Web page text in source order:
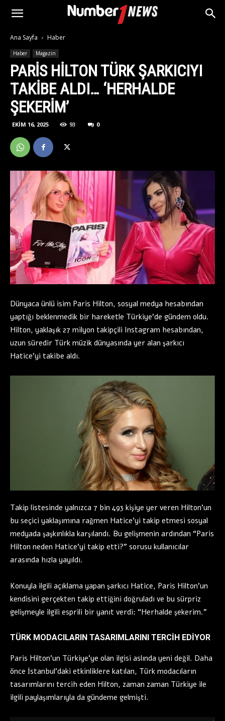
Ana Sayfa Haber
Haber Magazin
PARIS HILTON TÜRK ŞARKICIYI
TAKIBE ALDI… ‘HERHALDE
ŞEKERIM’
EKIM 16, 2025 93 0
Dünyaca ünlü isim Paris Hilton, sosyal medya hesabından
yaptığı beklenmedik bir hareketle Türkiye’de gündem oldu.
Hilton, yaklaşık 27 milyon takipçili Instagram hesabından,
uzun süredir Türk müzik dünyasında yer alan şarkıcı
Hatice’yi takibe aldı.
Takip listesinde yalnızca 7 bin 493 kişiye yer veren Hilton’un
bu seçici yaklaşımına rağmen Hatice’yi takip etmesi sosyal
medyada şaşkınlıkla karşılandı. Bu gelişmenin ardından “Paris
Hilton neden Hatice’yi takip etti?” sorusu kullanıcılar
arasında hızla yayıldı.
Konuyla ilgili açıklama yapan şarkıcı Hatice, Paris Hilton’un
kendisini gerçekten takip ettiğini doğruladı ve bu sürpriz
gelişmeyle ilgili esprili bir yanıt verdi: “Herhalde şekerim.”
TÜRK MODACILARIN TASARIMLARINI TERCİH EDİYOR
Paris Hilton’un Türkiye’ye olan ilgisi aslında yeni değil. Daha
önce İstanbul’daki etkinliklere katılan, Türk modacıların
tasarımlarını tercih eden Hilton, zaman zaman Türkiye ile
ilgili paylaşımlarıyla da gündeme gelmişti.